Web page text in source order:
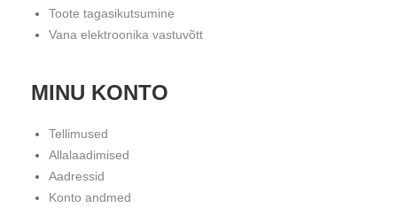
Toote tagasikutsumine
Vana elektroonika vastuvõtt
MINU KONTO
Tellimused
Allalaadimised
Aadressid
Konto andmed